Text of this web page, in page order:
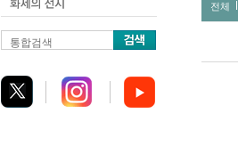
통합검색
전체